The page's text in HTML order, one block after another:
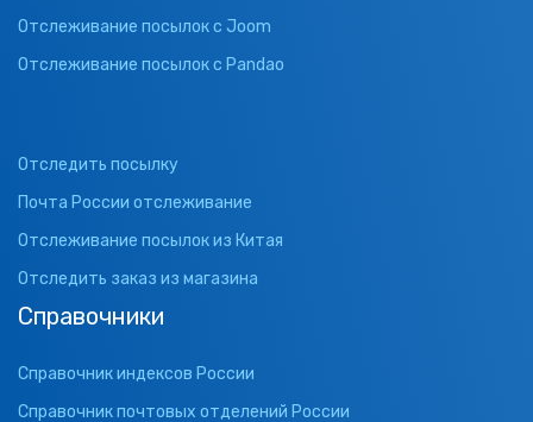
Отслеживание посылок с Joom
Отслеживание посылок с Pandao
Отследить посылку
Почта России отслеживание
Отслеживание посылок из Китая
Отследить заказ из магазина
Справочники
Справочник индексов России
Справочник почтовых отделений России